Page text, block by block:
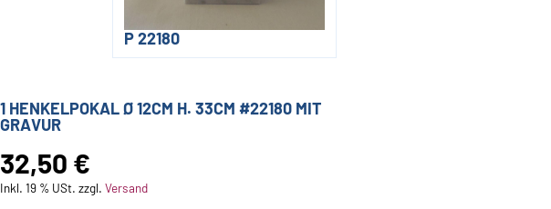
P 22180
1 HENKELPOKAL Ø 12CM H. 33CM #22180 MIT
GRAVUR
32,50 €
Inkl. 19 % USt. zzgl. Versand